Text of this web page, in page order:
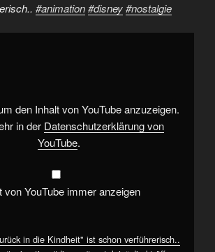
#animation#disney#nostalgie
den Inhalt von YouTube anzuzeigen.
in der Datenschutzerklärung von
YouTube.
von YouTube immer anzeigen
in die Kindheit" ist schon verführerisch..